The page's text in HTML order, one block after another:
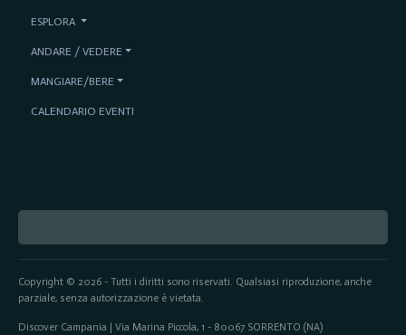
Copyright © 2026 - Tutti i diritti sono riservati. Qualsiasi riproduzione, anche
parziale, senza autorizzazione è vietata.
Discover Campania | Via Marina Piccola, 1 - 80067 SORRENTO (NA)
ESPLORA
ANDARE / VEDERE
MANGIARE/BERE
CALENDARIO EVENTI